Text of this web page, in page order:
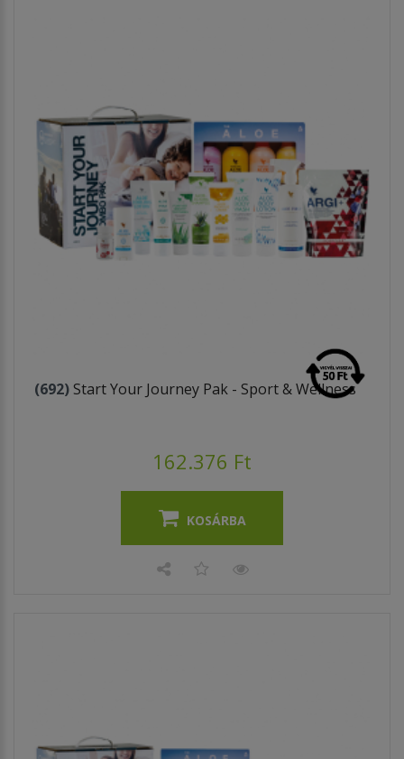
(692) Start Your Journey Pak - Sport & Wellness
162.376 Ft
KOSÁRBA